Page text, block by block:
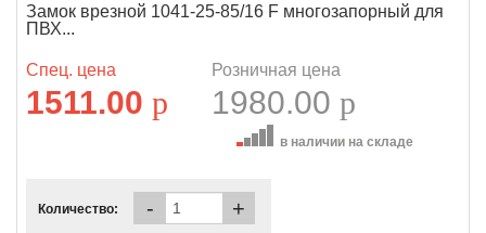
Замок врезной 1041-25-85/16 F многозапорный для
ПВХ...
Спец. цена
1511.00 p
Розничная цена
1980.00 p
в наличии на складе
Количество: - +